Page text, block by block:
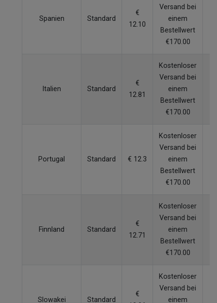
Spanien Standard
€
12.10
Versand bei
einem
Bestellwert
€170.00
Italien Standard
€
12.81
Kostenloser
Versand bei
einem
Bestellwert
€170.00
Portugal Standard € 12.3
Kostenloser
Versand bei
einem
Bestellwert
€170.00
Finnland Standard
€
12.71
Kostenloser
Versand bei
einem
Bestellwert
€170.00
Slowakei Standard
€
Kostenloser
Versand bei
einem